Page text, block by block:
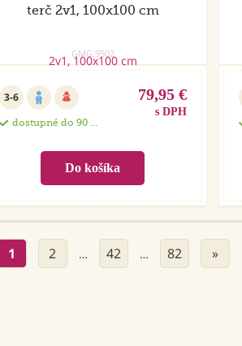
terč 2v1, 100x100 cm
GMG.9502
3-6
dostupné do 90 dní
79,95 €
s DPH
1 2 … 42 … 82 »